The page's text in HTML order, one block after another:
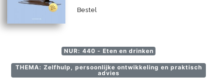
Bestel
NUR: 440 - Eten en drinken
THEMA: Zelfhulp, persoonlijke ontwikkeling en praktisch
advies